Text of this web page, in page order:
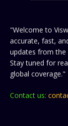
"Welcome to
accurate, fast,
updates from the
Stay tuned for
global coverage."
Contact us: